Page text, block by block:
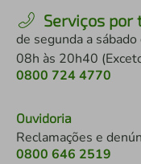
Serviços por
de segunda a sábado
08h às 20h40
0800 724 4770
Ouvidoria
Reclamações e
0800 646 2519